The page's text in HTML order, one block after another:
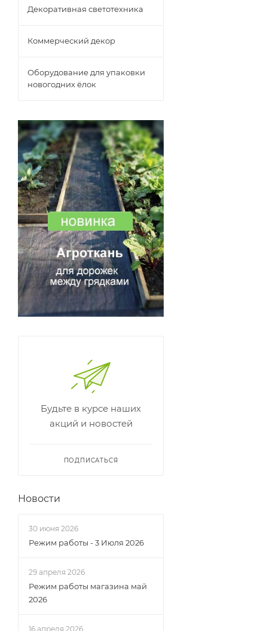
Декоративная светотехника
Коммерческий декор
Оборудование для упаковки
новогодних ёлок
Будьте в курсе наших
акций и новостей
ПОДПИСАТЬСЯ
Новости
30 июня 2026
Режим работы - 3 Июля 2026
29 апреля 2026
Режим работы магазина май
2026
16 апреля 2026